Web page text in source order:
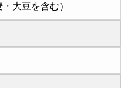
大豆を含む）